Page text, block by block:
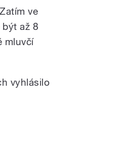
ve
až 8
mluvčí
vyhlásilo